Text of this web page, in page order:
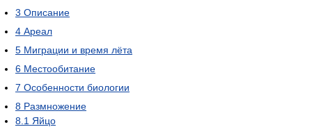
3 Описание
4 Ареал
5 Миграции и время лёта
6 Местообитание
7 Особенности биологии
8 Размножение
8.1 Яйцо